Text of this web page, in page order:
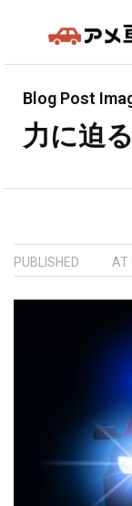
車種
アメ車の燃
Blog Post
力に迫る
PUBLISHED AT